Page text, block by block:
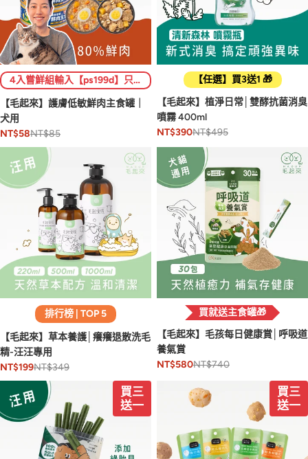
4入嘗鮮組輸入【ps199d】只要$199 (限1組)
【毛起來】護膚低敏鮮肉主食罐｜
犬用
NT$58NT$85
【任選】買3送1 🎁
【毛起來】植淨日常│雙酵抗菌消臭
噴霧 400ml
NT$390NT$495
排行榜 | TOP 5
【毛起來】草本養護│癢癢退散洗毛
精-汪汪專用
NT$199NT$349
買就送主食罐🎁
【毛起來】毛孩每日健康賞│呼吸道
養氣賞
NT$580NT$740
買三
送一
買三
送一